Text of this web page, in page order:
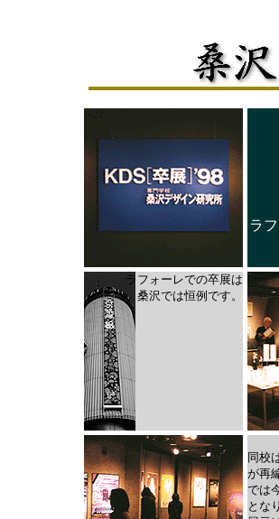
ラ
ラフォーレでの卒展は
桑沢では恒例です。
同校
が再
では
とな